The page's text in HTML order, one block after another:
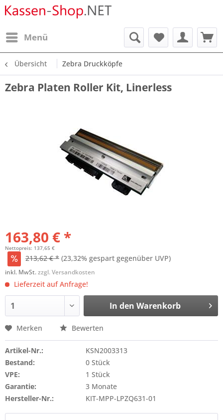
Menü
Übersicht Zebra Druckköpfe
Zebra Platen Roller Kit, Linerless
163,80 € *
Nettopreis: 137,65 €
213,62 € * (23,32% gespart gegenüber UVP)
inkl. MwSt.zzgl. Versandkosten
Lieferzeit auf Anfrage!
In den Warenkorb
Merken Bewerten
Artikel-Nr.:
KSN2003313
Bestand:
0 Stück
VPE:
1 Stück
Garantie:
3 Monate
Hersteller-Nr.:
KIT-MPP-LPZQ631-01